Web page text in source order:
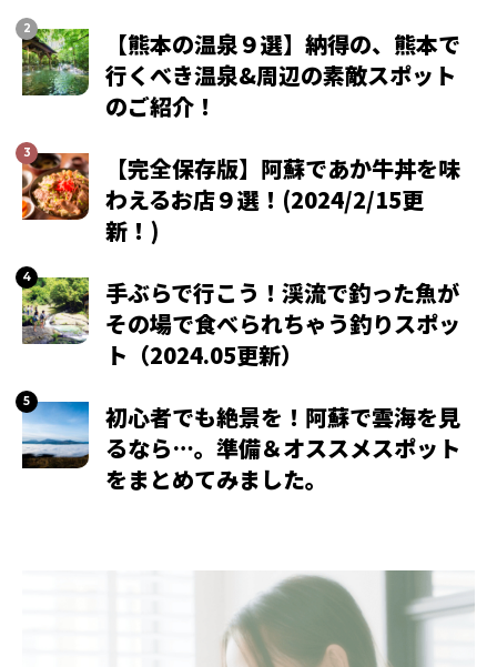
【熊本の温泉９選】納得の、熊本で
行くべき温泉&周辺の素敵スポット
のご紹介！
【完全保存版】阿蘇であか牛丼を味
わえるお店９選！(2024/2/15更
新！)
手ぶらで行こう！渓流で釣った魚が
その場で食べられちゃう釣りスポッ
ト（2024.05更新）
初心者でも絶景を！阿蘇で雲海を見
るなら…。準備＆オススメスポット
をまとめてみました。